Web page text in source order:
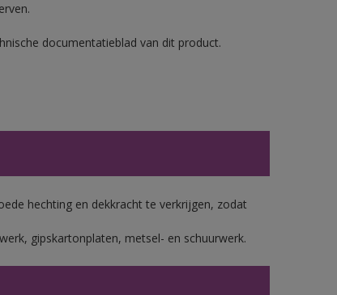
documentatieblad van dit product.
hechting en dekkracht te verkrijgen, zodat
gipskartonplaten, metsel- en schuurwerk.